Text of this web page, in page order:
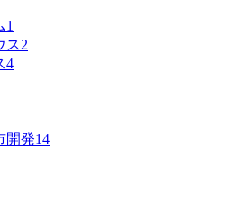
1
ス2
4
開発14